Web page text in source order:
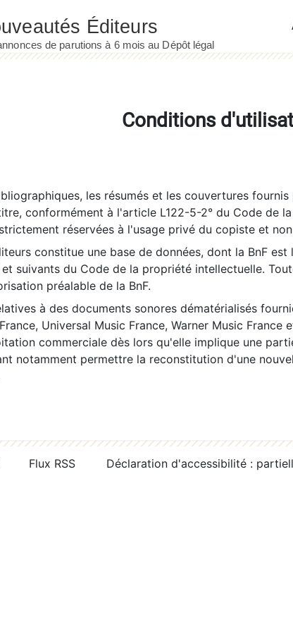
Conditions
les résumés et les couvertures
conformément à l'article L122-5-2° du Code de
réservées à l'usage privé du copiste et
constitue une base de données, dont la BnF
suivants du Code de la propriété intellectuelle.
préalable de la BnF.
à des documents sonores dématérialisés
Universal Music France, Warner Music France
commerciale dès lors qu'elle implique une
notamment permettre la reconstitution d'une
Flux RSS Déclaration d'accessibilité :